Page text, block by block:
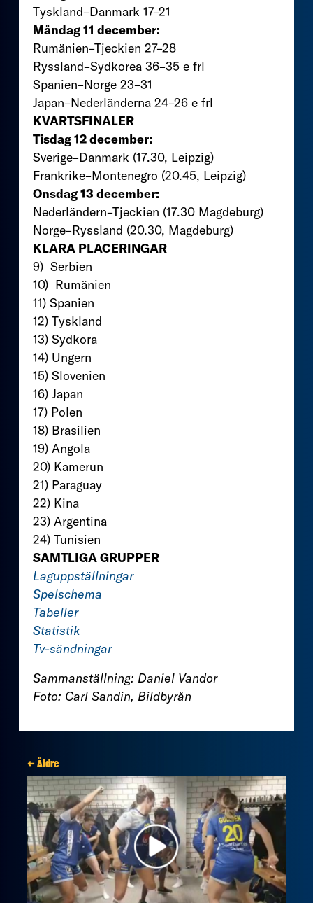
Tyskland–Danmark 17–21
Måndag 11 december:
Rumänien–Tjeckien 27–28
Ryssland–Sydkorea 36–35 e frl
Spanien–Norge 23–31
Japan–Nederländerna 24–26 e frl
KVARTSFINALER
Tisdag 12 december:
Sverige–Danmark (17.30, Leipzig)
Frankrike–Montenegro (20.45, Leipzig)
Onsdag 13 december:
Nederländern–Tjeckien (17.30 Magdeburg)
Norge–Ryssland (20.30, Magdeburg)
KLARA PLACERINGAR
9) Serbien
10) Rumänien
11) Spanien
12) Tyskland
13) Sydkora
14) Ungern
15) Slovenien
16) Japan
17) Polen
18) Brasilien
19) Angola
20) Kamerun
21) Paraguay
22) Kina
23) Argentina
24) Tunisien
SAMTLIGA GRUPPER
Laguppställningar
Spelschema
Tabeller
Statistik
Tv-sändningar
Sammanställning: Daniel Vandor
Foto: Carl Sandin, Bildbyrån
← Äldre